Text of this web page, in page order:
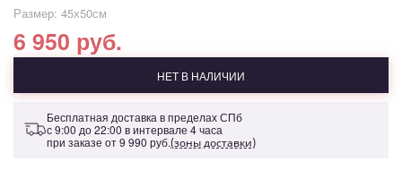
Размер: 45х50см
6 950 руб.
НЕТ В НАЛИЧИИ
Бесплатная доставка в пределах СПб
с 9:00 до 22:00 в интервале 4 часа
при заказе от9 990 руб.(зоны доставки)